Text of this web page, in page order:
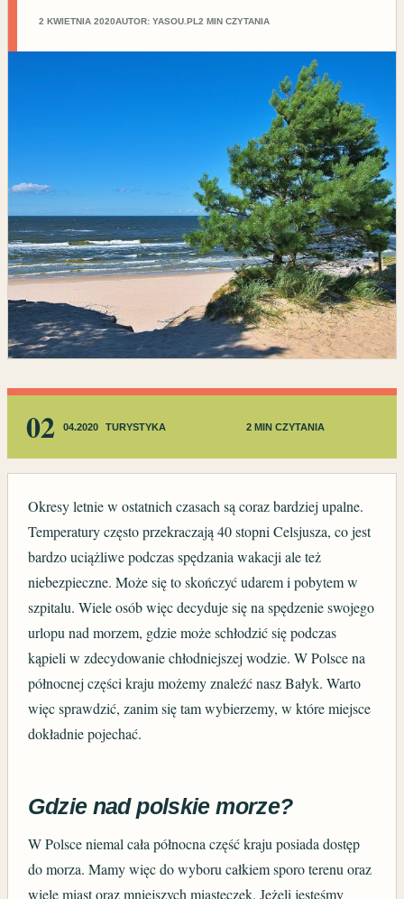
2 KWIETNIA 2020AUTOR: YASOU.PL 2 MIN CZYTANIA
02 04.2020 TURYSTYKA 2 MIN CZYTANIA
Okresy letnie w ostatnich czasach są coraz bardziej upalne.
Temperatury często przekraczają 40 stopni Celsjusza, co jest
bardzo uciążliwe podczas spędzania wakacji ale też
niebezpieczne. Może się to skończyć udarem i pobytem w
szpitalu. Wiele osób więc decyduje się na spędzenie swojego
urlopu nad morzem, gdzie może schłodzić się podczas
kąpieli w zdecydowanie chłodniejszej wodzie. W Polsce na
północnej części kraju możemy znaleźć nasz Bałyk. Warto
więc sprawdzić, zanim się tam wybierzemy, w które miejsce
dokładnie pojechać.
Gdzie nad polskie morze?
W Polsce niemal cała północna część kraju posiada dostęp
do morza. Mamy więc do wyboru całkiem sporo terenu oraz
wiele miast oraz mniejszych miasteczek. Jeżeli jesteśmy